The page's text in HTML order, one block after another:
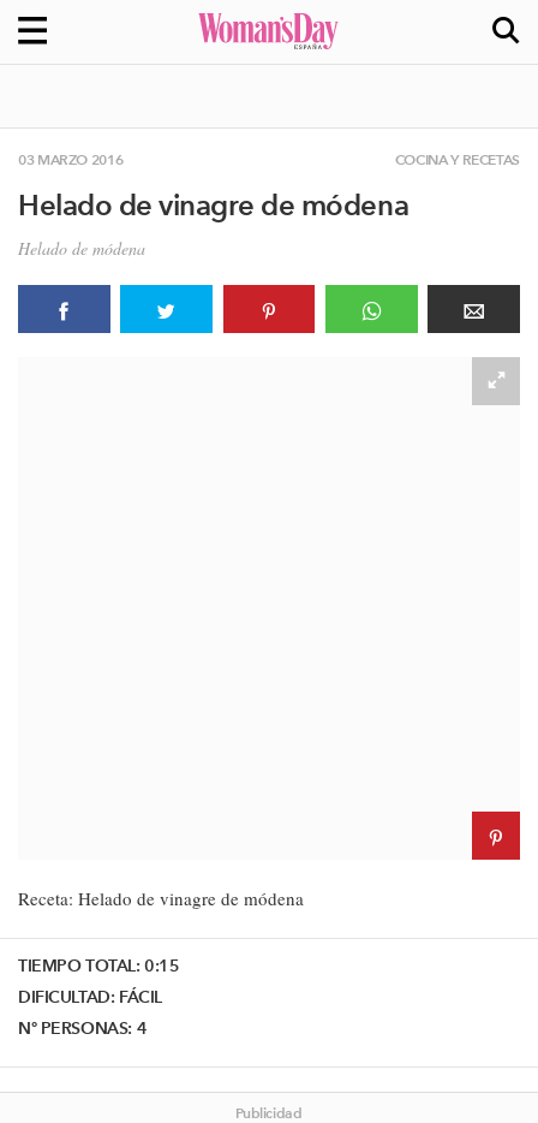
03 MARZO 2016 COCINA Y RECETAS
Helado de vinagre de módena
Helado de módena
Receta: Helado de vinagre de módena
TIEMPO TOTAL:0:15
DIFICULTAD: FÁCIL
Nº PERSONAS: 4
Publicidad